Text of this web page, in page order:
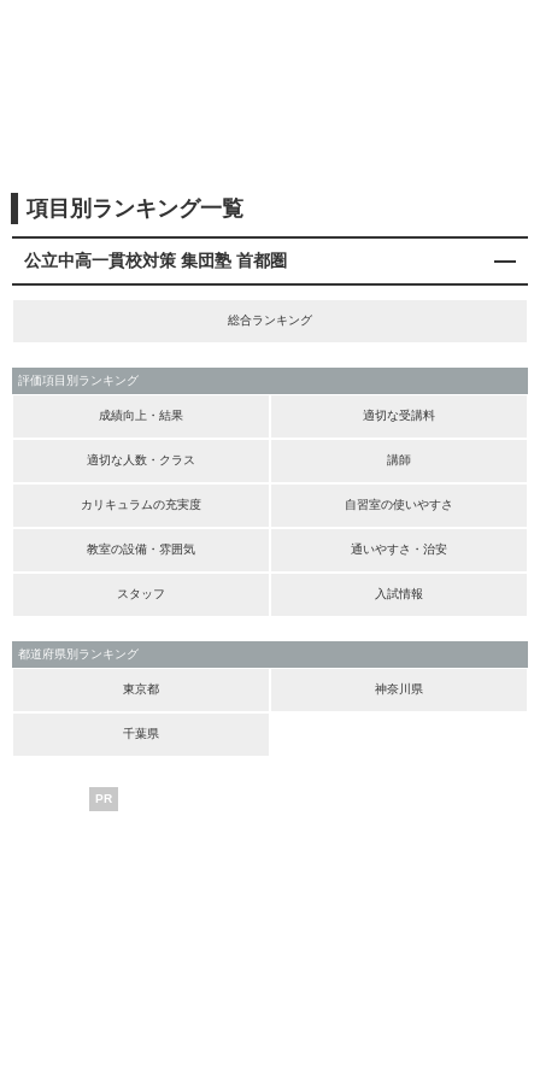
項目別ランキング一覧
公立中高一貫校対策 集団塾 首都圏
総合ランキング
評価項目別ランキング
成績向上・結果 適切な受講料
適切な人数・クラス 講師
カリキュラムの充実度 自習室の使いやすさ
教室の設備・雰囲気 通いやすさ・治安
スタッフ 入試情報
都道府県別ランキング
東京都 神奈川県
千葉県
PR